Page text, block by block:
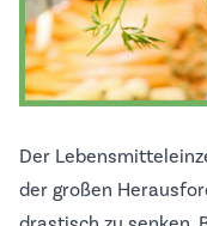
Der
der großen